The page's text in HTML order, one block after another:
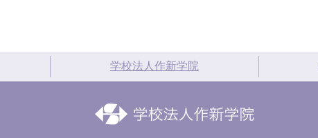
学校法人作新学院